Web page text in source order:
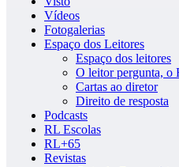
Vídeos
Fotogalerias
Espaço dos Leitores
Espaço dos leitores
O leitor pergunta, o
Cartas ao diretor
Direito de resposta
Podcasts
RL Escolas
RL+65
Revistas